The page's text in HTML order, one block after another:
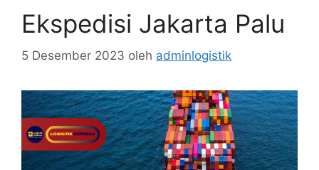
Ekspedisi Jakarta Palu
5 Desember 2023 oleh adminlogistik